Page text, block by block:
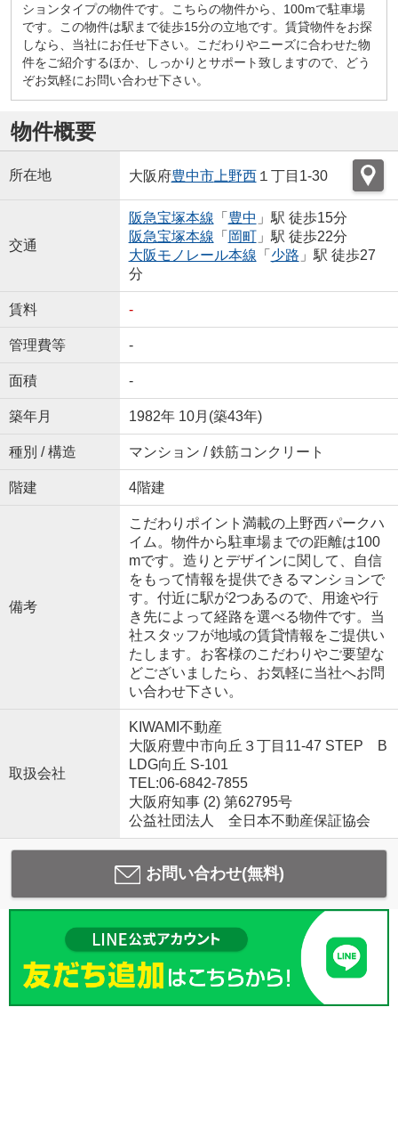
ションタイプの物件です。こちらの物件から、100mで駐車場
です。この物件は駅まで徒歩15分の立地です。賃貸物件をお探
しなら、当社にお任せ下さい。こだわりやニーズに合わせた物
件をご紹介するほか、しっかりとサポート致しますので、どう
ぞお気軽にお問い合わせ下さい。
物件概要
所在地 大阪府豊中市上野西１丁目1-30
交通
阪急宝塚本線 「 豊中 」駅 徒歩15分
阪急宝塚本線 「 岡町」駅 徒歩22分
大阪モノレール本線 「 少路 」駅 徒歩27
分
賃料 -
管理費等 -
面積 -
築年月 1982年 10月(築43年)
種別 / 構造 マンション / 鉄筋コンクリート
階建 4階建
備考
こだわりポイント満載の上野西パークハ
イム。物件から駐車場までの距離は100
mです。造りとデザインに関して、自信
をもって情報を提供できるマンションで
す。付近に駅が2つあるので、用途や行
き先によって経路を選べる物件です。当
社スタッフが地域の賃貸情報をご提供い
たします。お客様のこだわりやご要望な
どございましたら、お気軽に当社へお問
い合わせ下さい。
取扱会社
KIWAMI不動産
大阪府豊中市向丘３丁目11-47 STEP B
LDG向丘 S-101
TEL:06-6842-7855
大阪府知事 (2) 第62795号
公益社団法人 全日本不動産保証協会
お問い合わせ(無料)